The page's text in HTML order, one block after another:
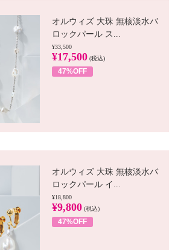
オルウィズ 大珠 無核淡水バ
ロックパール ス...
¥33,500
¥17,500 (税込)
47%OFF
オルウィズ 大珠 無核淡水バ
ロックパール イ...
¥18,800
¥9,800 (税込)
47%OFF